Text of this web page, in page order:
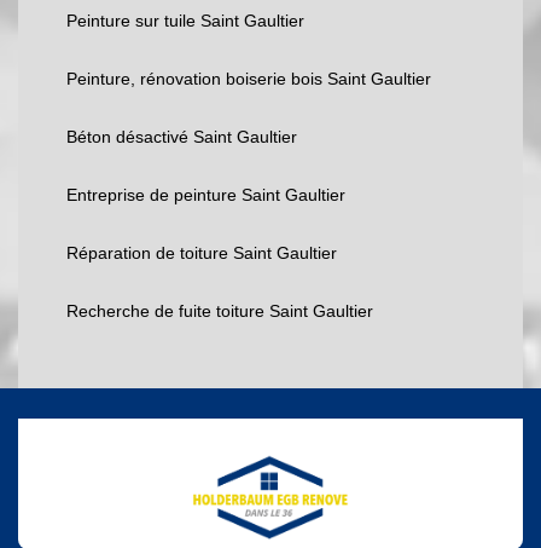
Peinture sur tuile Saint Gaultier
Peinture, rénovation boiserie bois Saint Gaultier
Béton désactivé Saint Gaultier
Entreprise de peinture Saint Gaultier
Réparation de toiture Saint Gaultier
Recherche de fuite toiture Saint Gaultier